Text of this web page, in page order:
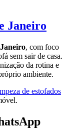
Janeiro
, com foco
sem sair de casa.
da rotina e
ambiente.
de estofados